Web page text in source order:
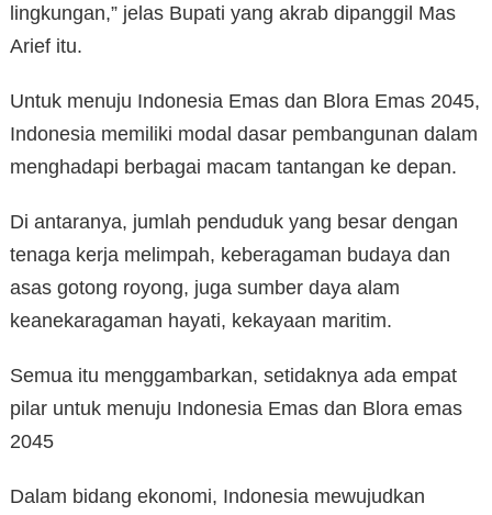
lingkungan,” jelas Bupati yang akrab dipanggil Mas
Arief itu.
Untuk menuju Indonesia Emas dan Blora Emas 2045,
Indonesia memiliki modal dasar pembangunan dalam
menghadapi berbagai macam tantangan ke depan.
Di antaranya, jumlah penduduk yang besar dengan
tenaga kerja melimpah, keberagaman budaya dan
asas gotong royong, juga sumber daya alam
keanekaragaman hayati, kekayaan maritim.
Semua itu menggambarkan, setidaknya ada empat
pilar untuk menuju Indonesia Emas dan Blora emas
2045
Dalam bidang ekonomi, Indonesia mewujudkan